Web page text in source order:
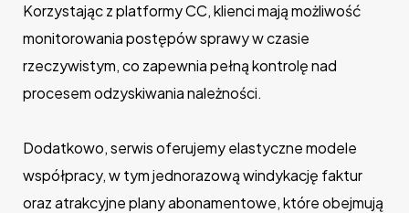
Korzystając z platformy CC, klienci mają możliwość
monitorowania postępów sprawy w czasie
rzeczywistym, co zapewnia pełną kontrolę nad
procesem odzyskiwania należności.
Dodatkowo, serwis oferujemy elastyczne modele
współpracy, w tym jednorazową windykację faktur
oraz atrakcyjne plany abonamentowe, które obejmują